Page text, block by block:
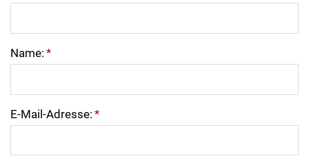
Name: *
E-Mail-Adresse: *